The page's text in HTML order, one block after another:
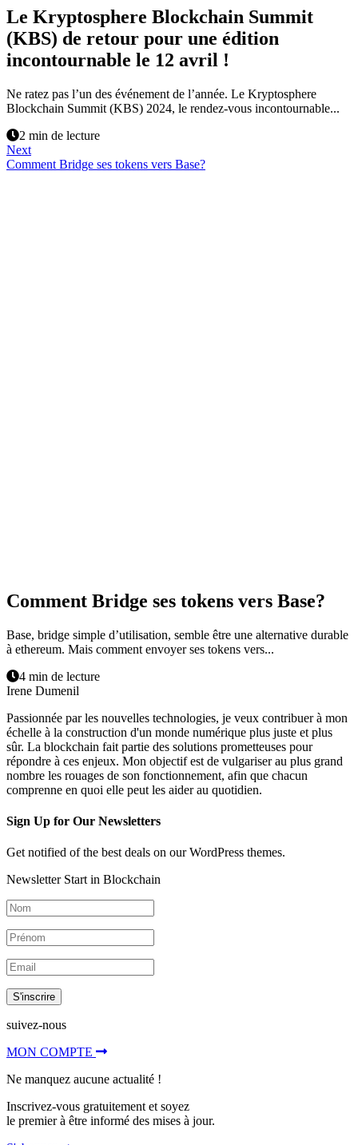
Le Kryptosphere Blockchain Summit
(KBS) de retour pour une édition
incontournable le 12 avril !
Ne ratez pas l’un des événement de l’année. Le Kryptosphere
Blockchain Summit (KBS) 2024, le rendez-vous incontournable...
2 min de lecture
Next
Comment Bridge ses tokens vers Base?
Comment Bridge ses tokens vers Base?
Base, bridge simple d’utilisation, semble être une alternative durable
à ethereum. Mais comment envoyer ses tokens vers...
4 min de lecture
Irene Dumenil
Passionnée par les nouvelles technologies, je veux contribuer à mon
échelle à la construction d'un monde numérique plus juste et plus
sûr. La blockchain fait partie des solutions prometteuses pour
répondre à ces enjeux. Mon objectif est de vulgariser au plus grand
nombre les rouages de son fonctionnement, afin que chacun
comprenne en quoi elle peut les aider au quotidien.
Sign Up for Our Newsletters
Get notified of the best deals on our WordPress themes.
Newsletter Start in Blockchain
S'inscrire
suivez-nous
MON COMPTE
Ne manquez aucune actualité !
Inscrivez-vous gratuitement et soyez
le premier à être informé des mises à jour.